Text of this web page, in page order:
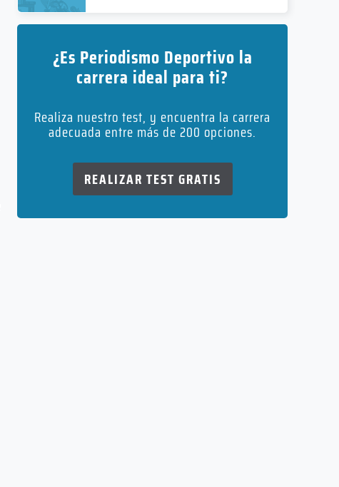
¿Es Periodismo Deportivo la
carrera ideal para ti?
Realiza nuestro test, y encuentra la carrera
adecuada entre más de 200 opciones.
REALIZAR TEST GRATIS